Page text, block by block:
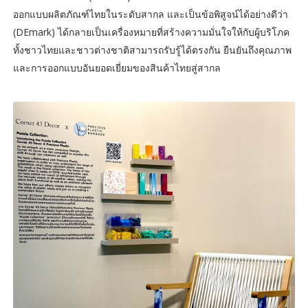
ออกแบบผลิตภัณฑ์ไทยในระดับสากล และเป็นข้อพิสูจน์ได้อย่างดีว่า
(DEmark) ได้กลายเป็นเครื่องหมายที่สร้างความมั่นใจให้กับผู้บริโภค
ทั้งชาวไทยและชาวต่างชาติสามารถรับรู้ได้ตรงกัน ยืนยันถึงคุณภาพ
และการออกแบบอันยอดเยี่ยมของสินค้าไทยสู่สากล